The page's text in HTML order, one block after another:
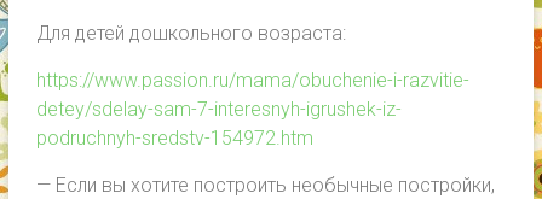
Для детей дошкольного возраста:
https://www.passion.ru/mama/obuchenie-i-razvitie-
detey/sdelay-sam-7-interesnyh-igrushek-iz-
podruchnyh-sredstv-154972.htm
— Если вы хотите построить необычные постройки,